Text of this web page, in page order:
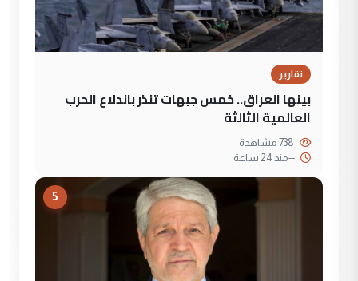
تقارير
بينها العراق.. خمس جبهات تنذر باندلاع الحرب
العالمية الثالثة
--منذ 24 ساعة
5